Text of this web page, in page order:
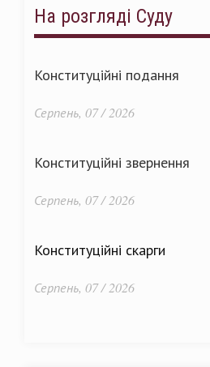
На розгляді Суду
Конституційні подання
Серпень, 07 / 2026
Конституційні звернення
Серпень, 07 / 2026
Конституційні скарги
Серпень, 07 / 2026